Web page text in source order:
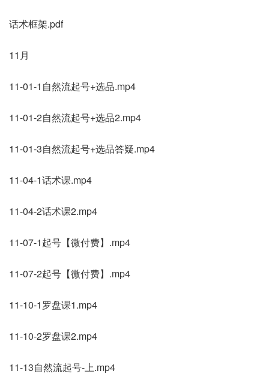
话术框架.pdf
11月
11-01-1自然流起号+选品.mp4
11-01-2自然流起号+选品2.mp4
11-01-3自然流起号+选品答疑.mp4
11-04-1话术课.mp4
11-04-2话术课2.mp4
11-07-1起号【微付费】.mp4
11-07-2起号【微付费】.mp4
11-10-1罗盘课1.mp4
11-10-2罗盘课2.mp4
11-13自然流起号-上.mp4